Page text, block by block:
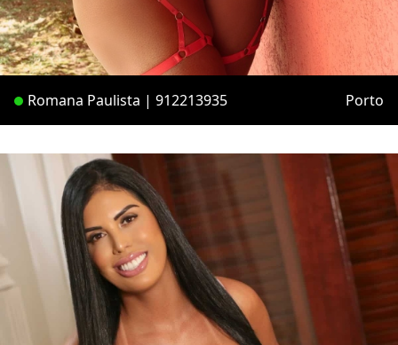
Romana Paulista | 912213935 Porto